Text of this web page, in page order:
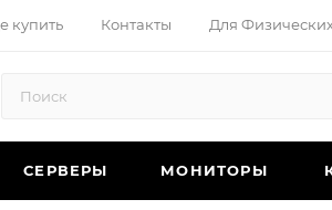
купить Контакты Для
СЕРВЕРЫ МОНИТОРЫ